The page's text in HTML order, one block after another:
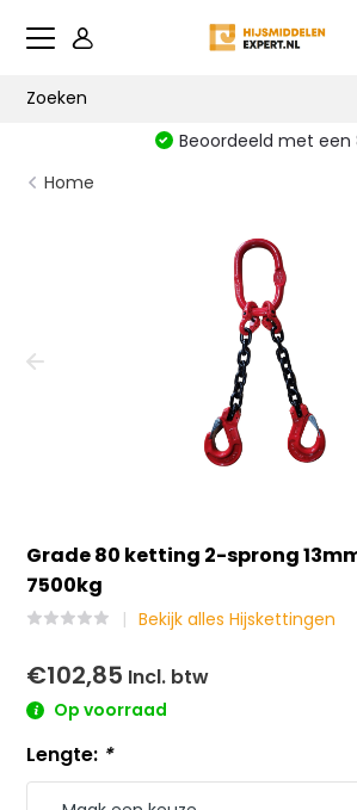
Beoordeeld met een
Home
Grade 80 ketting 2-sprong
7500kg
Bekijk alles Hijskettingen
€102,85 Incl. btw
Op voorraad
Lengte: *